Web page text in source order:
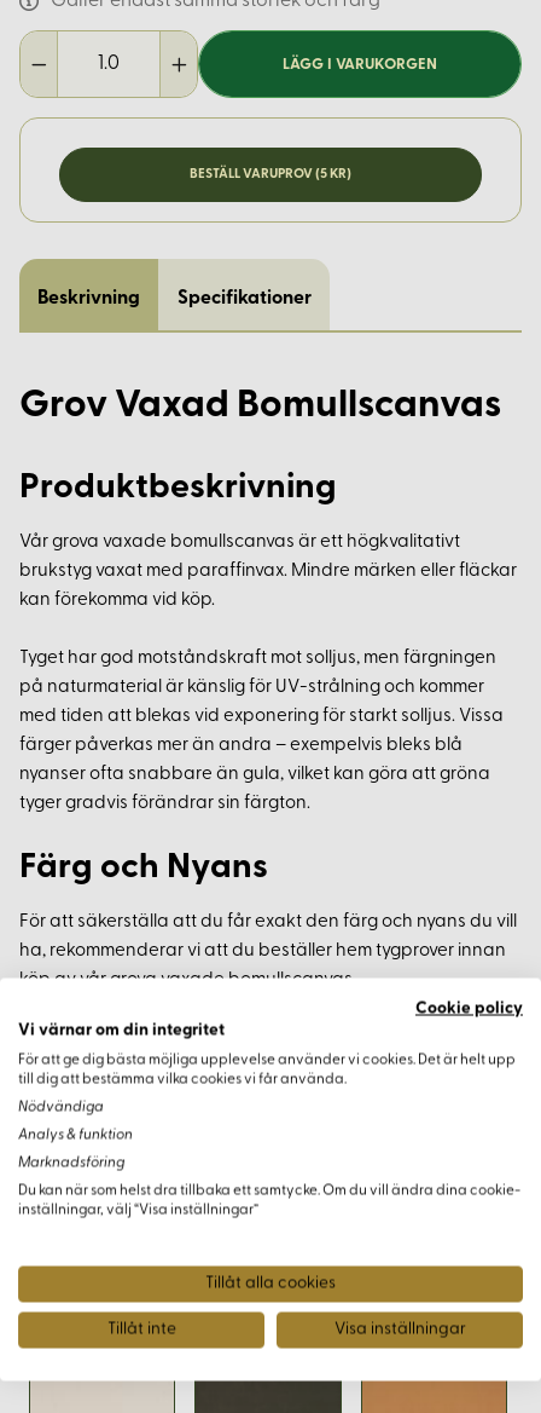
LÄGG I VARUKORGEN
BESTÄLL VARUPROV (5 KR)
Beskrivning Specifikationer
Grov Vaxad Bomullscanvas
Produktbeskrivning
Vår grova vaxade bomullscanvas är ett högkvalitativt
brukstyg vaxat med paraffinvax. Mindre märken eller fläckar
kan förekomma vid köp.
Tyget har god motståndskraft mot solljus, men färgningen
på naturmaterial är känslig för UV-strålning och kommer
med tiden att blekas vid exponering för starkt solljus. Vissa
färger påverkas mer än andra – exempelvis bleks blå
nyanser ofta snabbare än gula, vilket kan göra att gröna
tyger gradvis förändrar sin färgton.
Färg och Nyans
För att säkerställa att du får exakt den färg och nyans du vill
ha, rekommenderar vi att du beställer hem tygprover innan
köp av vår grova vaxade bomullscanvas.
Köp och Leverans
Våra rullar är 19,5 meter långa. Vid köp av större längder kan
vi inte garantera att de levereras som en sammanhängande
längd. Minsta köp för metervara hos Korps är 0,5 meter.
Cookie policy
Vi värnar om din integritet
För att ge dig bästa möjliga upplevelse använder vi cookies. Det är helt upp
till dig att bestämma vilka cookies vi får använda.
Nödvändiga
Analys & funktion
Marknadsföring
Du kan när som helst dra tillbaka ett samtycke. Om du vill ändra dina cookie-
inställningar, välj “Visa inställningar”
Tillåt alla cookies
Tillåt inte Visa inställningar